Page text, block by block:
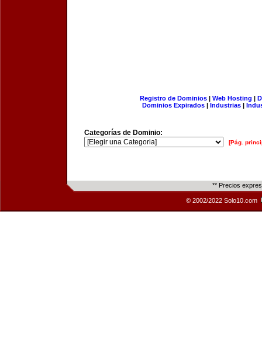
Registro de Dominios| Web Hosting |
Dominios Expirados | Industrias |
Categorías de Dominio:
[Pág.
** Precios
© 2002/2022 Solo10.com